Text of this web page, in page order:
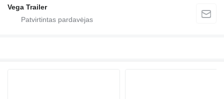
Vega Trailer